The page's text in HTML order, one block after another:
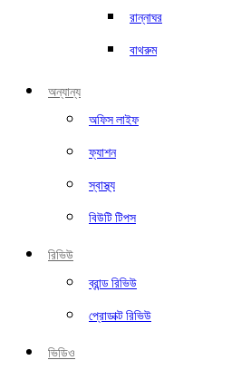
রান্নাঘর
বাথরুম
অন্যান্য
অফিস লাইফ
ফ্যাশন
স্বাস্থ্য
বিউটি টিপস
রিভিউ
ব্রান্ড রিভিউ
প্রোডাক্ট রিভিউ
ভিডিও